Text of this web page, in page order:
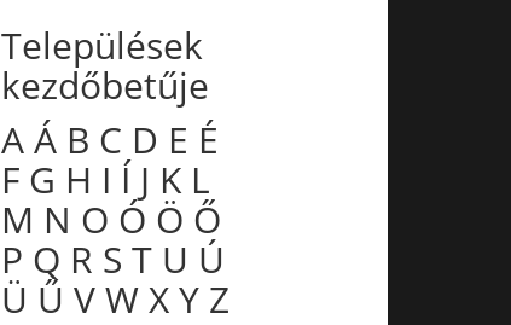
Települések
kezdőbetűje
AÁ B C D E É
F G H I Í J K L
M N O Ó Ö Ő
P Q R S T U Ú
Ü Ű VWXY Z